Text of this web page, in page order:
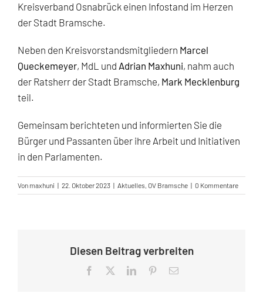
Kreisverband Osnabrück einen Infostand im Herzen
der Stadt Bramsche.
Neben den Kreisvorstandsmitgliedern Marcel
Queckemeyer, MdL und Adrian Maxhuni, nahm auch
der Ratsherr der Stadt Bramsche, Mark Mecklenburg
teil.
Gemeinsam berichteten und informierten Sie die
Bürger und Passanten über ihre Arbeit und Initiativen
in den Parlamenten.
Von maxhuni | 22. Oktober 2023 | Aktuelles, OV Bramsche | 0 Kommentare
Diesen Beitrag verbreiten
Facebook LinkedInPinterest
E-